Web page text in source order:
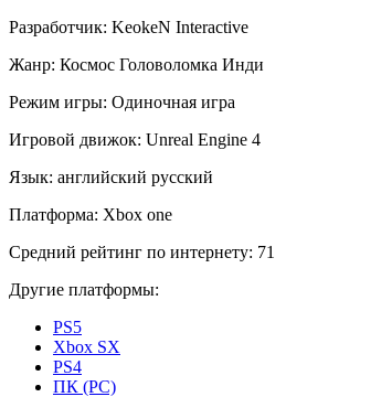
Разработчик: KeokeN Interactive
Жанр: Космос Головоломка Инди
Режим игры: Одиночная игра
Игровой движок: Unreal Engine 4
Язык: английский русский
Платформа: Xbox one
Средний рейтинг по интернету: 71
Другие платформы:
PS5
Xbox SX
PS4
ПК (PC)